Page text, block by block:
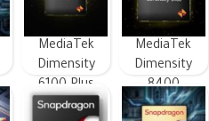
MediaTek
Dimensity
8400
MediaTek
Dimensity
6100 Plus